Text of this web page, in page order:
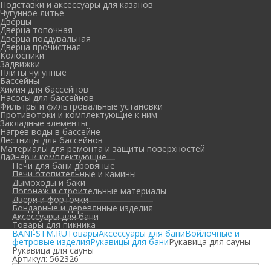
Подставки и аксессуары для казанов
Чугунное литье
Дверцы
Дверца топочная
Дверца поддувальная
Дверца прочистная
Колосники
Задвижки
Плиты чугунные
Бассейны
Химия для бассейнов
Насосы для бассейнов
Фильтры и фильтровальные установки
Противотоки и комплектующие к ним
Закладные элементы
Нагрев воды в бассейне
Лестницы для бассейнов
Материалы для ремонта и защиты поверхностей
Лайнер и комплектующие
Печи для бани дровяные
Печи отопительные и камины
Дымоходы и баки
Погонаж и строительные материалы
Двери и форточки
Бондарные и деревянные изделия
Аксессуары для бани
Товары для пикника
BANI-STM.RUТоварыАксессуары для баниВойлочные и
фетровые изделияРукавицы для баниРукавица для сауны
Рукавица для сауны
Артикул: 562326